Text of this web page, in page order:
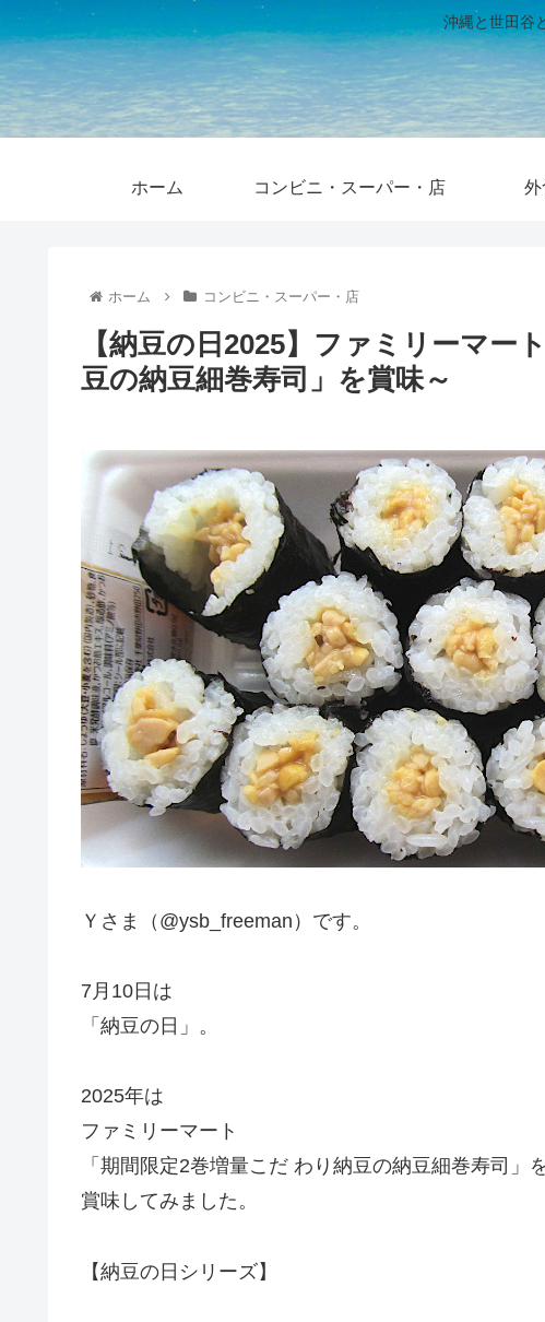
沖縄と世田谷
ホーム コンビニ・スーパー・店 外
ホーム コンビニ・スーパー・店
【納豆の日2025】ファミリーマー
豆の納豆細巻寿司」を賞味～
Ｙさま（@ysb_freeman）です。
7月10日は
「納豆の日」。
2025年は
ファミリーマート
「期間限定2巻増量こだ わり納豆の納豆細巻寿司」
賞味してみました。
【納豆の日シリーズ】